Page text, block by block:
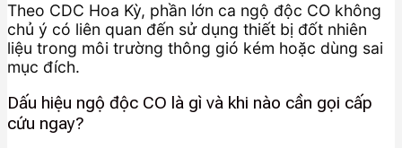
Theo CDC Hoa Kỳ, phần lớn ca ngộ độc CO không
chủ ý có liên quan đến sử dụng thiết bị đốt nhiên
liệu trong môi trường thông gió kém hoặc dùng sai
mục đích.
Dấu hiệu ngộ độc CO là gì và khi nào cần gọi cấp
cứu ngay?